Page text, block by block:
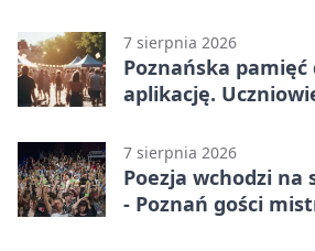
7 sierpnia 2026
Poznańska pamięć
aplikację.
7 sierpnia 2026
Poezja wchodzi na
- Poznań gości